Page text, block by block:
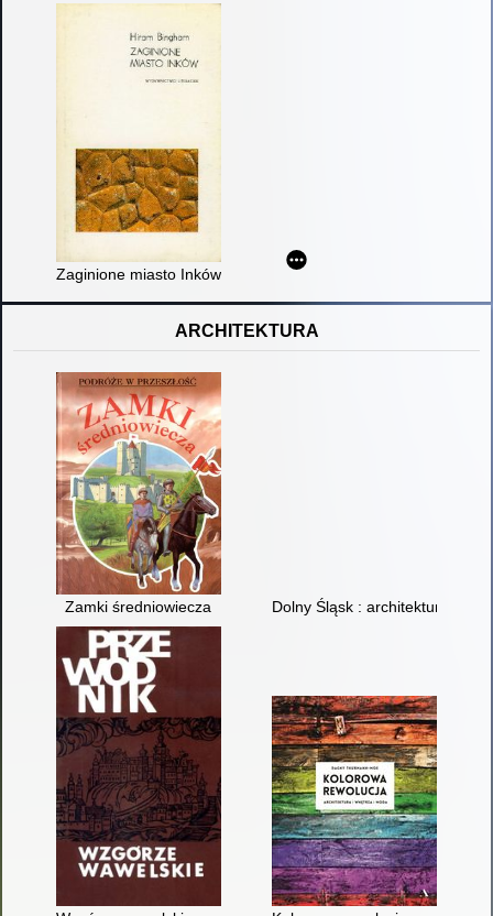
Zaginione miasto Inków : dzieje Machu Picchu i jego
ARCHITEKTURA
Zamki średniowiecza Dolny Śląsk : architektura i